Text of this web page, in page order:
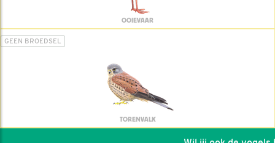
OOIEVAAR
GEEN BROEDSEL
TORENVALK